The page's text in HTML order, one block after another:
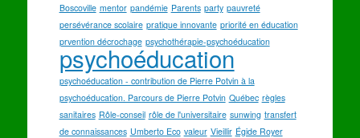
Boscoville mentor pandémie Parents party pauvreté
persévérance scolaire pratique innovante priorité en éducation
prvention décrochage psychothérapie-psychoéducation
psychoéducation
psychoéducation - contribution de Pierre Potvin à la
psychoéducation. Parcours de Pierre Potvin Québec règles
sanitaires Rôle-conseil rôle de l'universitaire sunwing transfert
de connaissances Umberto Eco valeur Vieillir Égide Royer